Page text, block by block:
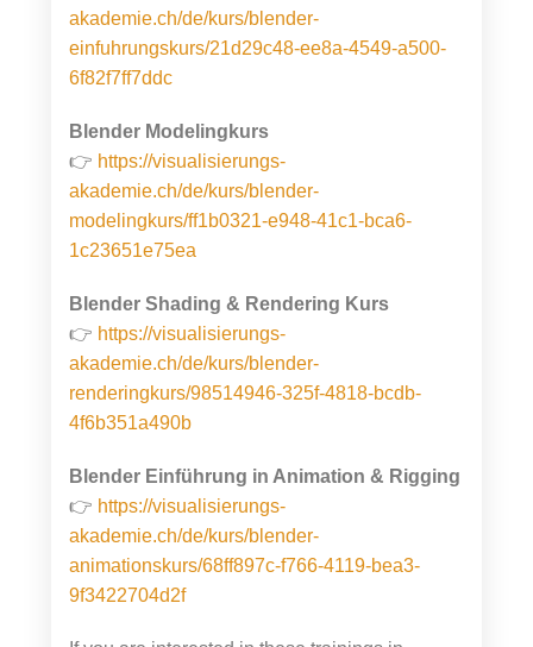
akademie.ch/de/kurs/blender-
einfuhrungskurs/21d29c48-ee8a-4549-a500-
6f82f7ff7ddc
Blender Modelingkurs
👉 https://visualisierungs-
akademie.ch/de/kurs/blender-
modelingkurs/ff1b0321-e948-41c1-bca6-
1c23651e75ea
Blender Shading & Rendering Kurs
👉 https://visualisierungs-
akademie.ch/de/kurs/blender-
renderingkurs/98514946-325f-4818-bcdb-
4f6b351a490b
Blender Einführung in Animation & Rigging
👉 https://visualisierungs-
akademie.ch/de/kurs/blender-
animationskurs/68ff897c-f766-4119-bea3-
9f3422704d2f